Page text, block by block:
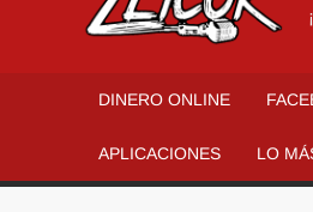
DINERO ONLINE
APLICACIONES LO